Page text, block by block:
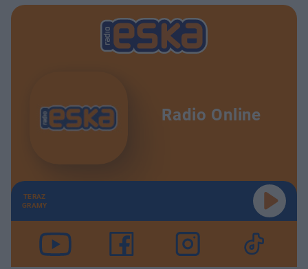
Radio Online
TERAZ
GRAMY